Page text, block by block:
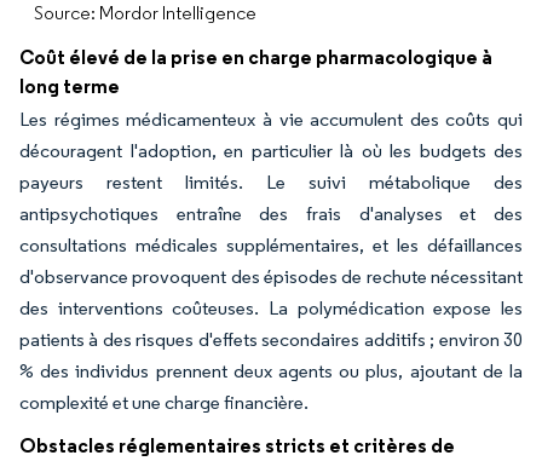
Source: Mordor Intelligence
Coût élevé de la prise en charge pharmacologique à
long terme
Les régimes médicamenteux à vie accumulent des coûts qui
découragent l'adoption, en particulier là où les budgets des
payeurs restent limités. Le suivi métabolique des
antipsychotiques entraîne des frais d'analyses et des
consultations médicales supplémentaires, et les défaillances
d'observance provoquent des épisodes de rechute nécessitant
des interventions coûteuses. La polymédication expose les
patients à des risques d'effets secondaires additifs ; environ 30
% des individus prennent deux agents ou plus, ajoutant de la
complexité et une charge financière.
Obstacles réglementaires stricts et critères de